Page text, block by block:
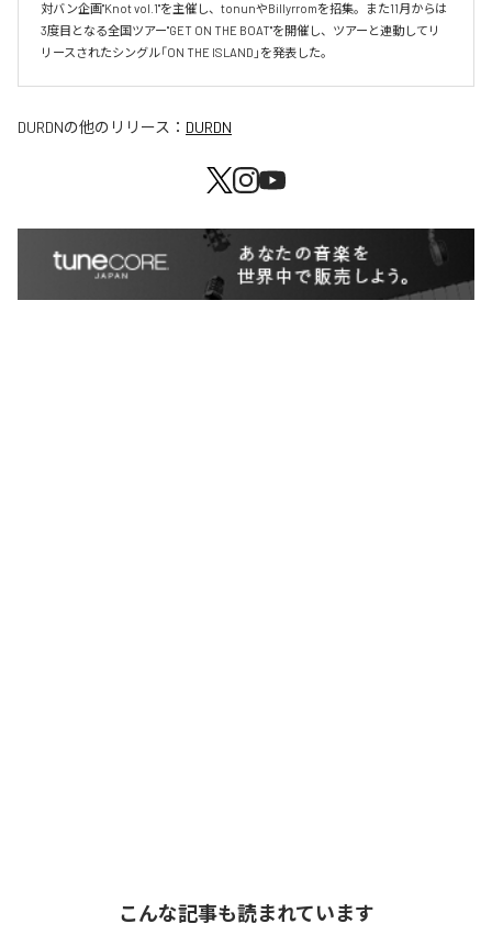
対バン企画"Knot vol.1"を主催し、tonunやBillyrromを招集。また11月からは
3度目となる全国ツアー"GET ON THE BOAT"を開催し、ツアーと連動してリ
リースされたシングル「ON THE ISLAND」を発表した。
DURDNの他のリリース： DURDN
こんな記事も読まれています